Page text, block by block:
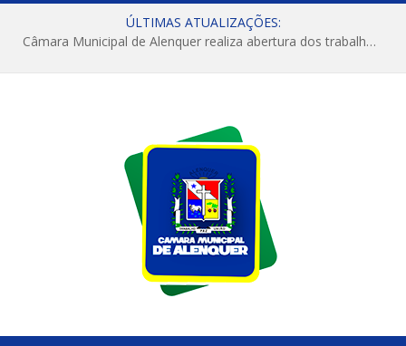
ÚLTIMAS ATUALIZAÇÕES:
Câmara Municipal de Alenquer realiza abertura dos trabalhos do 4º Período Legislativo